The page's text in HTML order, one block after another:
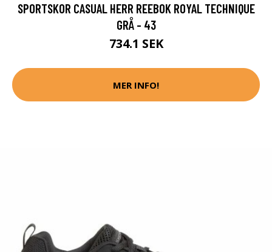
SPORTSKOR CASUAL HERR REEBOK ROYAL TECHNIQUE
GRÅ - 43
734.1 SEK
MER INFO!